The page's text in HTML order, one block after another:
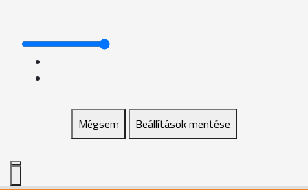
Mégsem Beállítások mentése